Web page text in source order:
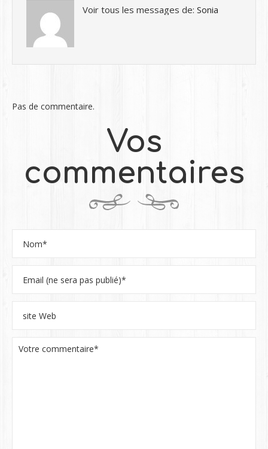
Voir tous les messages de: Sonia
Pas de commentaire.
Vos
commentaires